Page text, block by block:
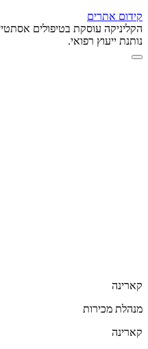
קידום אתרים
הקליניקה עוסקת בטיפולים
נותנת ייעוץ רפואי.
קארינה
מנהלת מכירות
קארינה